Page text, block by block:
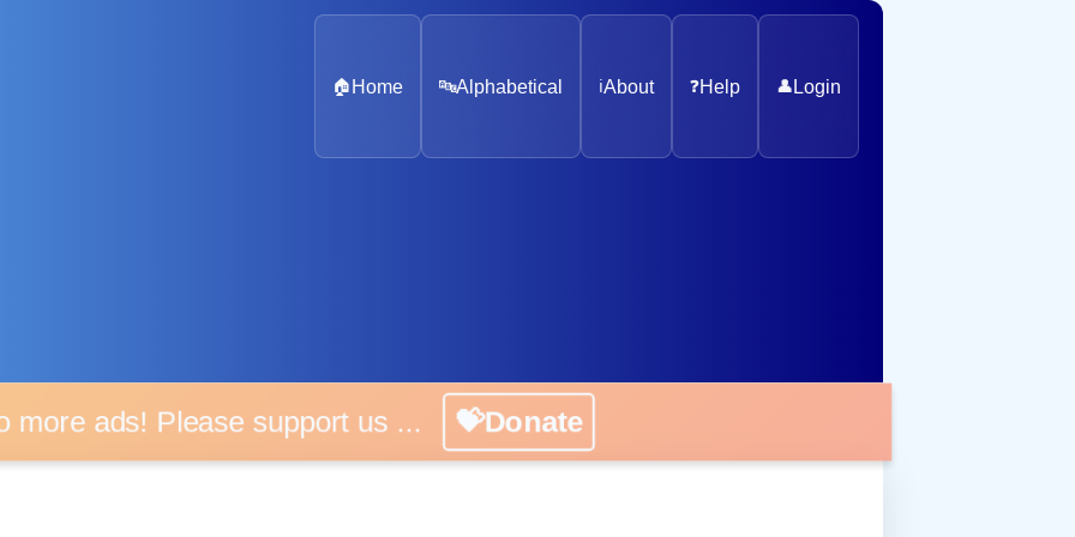
🏠 Home 🔤Alphabetical ℹ️About ❓Help 👤 Login
ads! Please support us ... 💝Donate